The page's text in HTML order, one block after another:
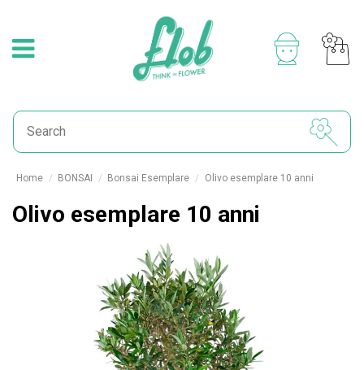
Home BONSAI Bonsai Esemplare Olivo esemplare 10 anni
Olivo esemplare 10 anni